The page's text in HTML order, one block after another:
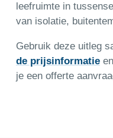
leefruimte in
van isolatie,
Gebruik deze uitleg
de prijsinformatieen
je een offerte